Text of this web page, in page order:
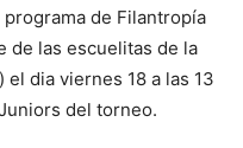
de Filantropía
de las escuelitas de la
dia viernes 18 a las 13
del torneo.